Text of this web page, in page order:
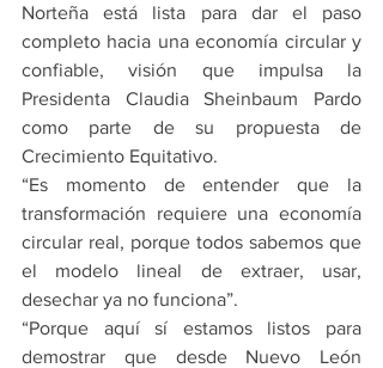
Norteña está lista para dar el paso
completo hacia una economía circular y
confiable, visión que impulsa la
Presidenta Claudia Sheinbaum Pardo
como parte de su propuesta de
Crecimiento Equitativo.
“Es momento de entender que la
transformación requiere una economía
circular real, porque todos sabemos que
el modelo lineal de extraer, usar,
desechar ya no funciona”.
“Porque aquí sí estamos listos para
demostrar que desde Nuevo León